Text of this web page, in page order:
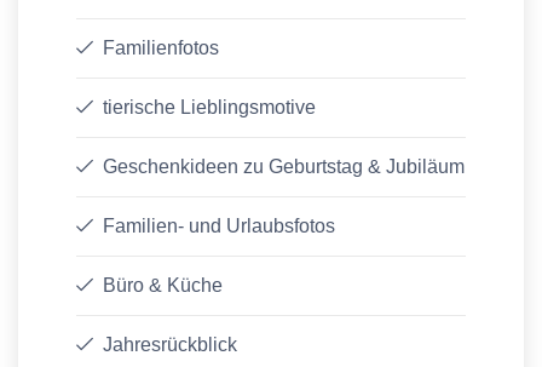
Familienfotos
tierische Lieblingsmotive
Geschenkideen zu Geburtstag & Jubiläum
Familien- und Urlaubsfotos
Büro & Küche
Jahresrückblick